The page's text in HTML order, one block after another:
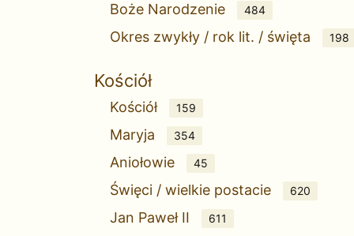
Boże Narodzenie 484
Okres zwykły / rok lit. / święta 198
Kościół
Kościół 159
Maryja 354
Aniołowie 45
Święci / wielkie postacie 620
Jan Paweł II 611